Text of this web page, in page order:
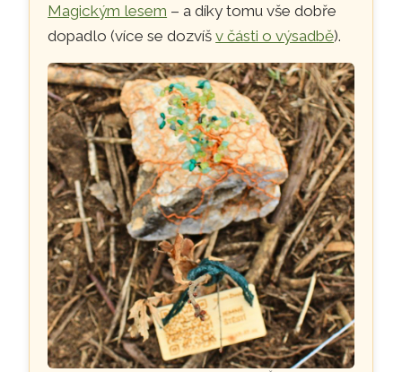
Magickým lesem – a díky tomu vše dobře
dopadlo (více se dozvíšv části o výsadbě).